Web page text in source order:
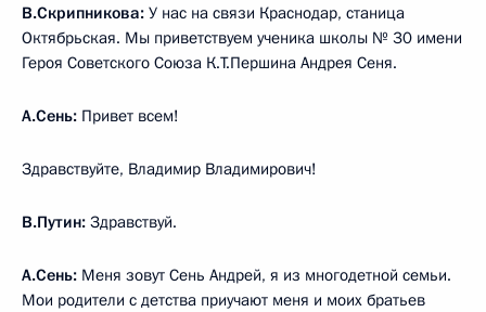
В.Скрипникова: У нас на связи Краснодар, станица
Октябрьская. Мы приветствуем ученика школы № 30 имени
Героя Советского Союза К.Т.Першина Андрея Сеня.
А.Сень: Привет всем!
Здравствуйте, Владимир Владимирович!
В.Путин: Здравствуй.
А.Сень: Меня зовут Сень Андрей, я из многодетной семьи.
Мои родители с детства приучают меня и моих братьев